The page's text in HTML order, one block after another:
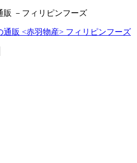
販 －フィリピンフーズ